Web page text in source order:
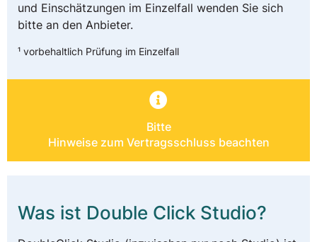
und Einschätzungen im Einzelfall wenden Sie sich
bitte an den Anbieter.
¹ vorbehaltlich Prüfung im Einzelfall
Bitte
Hinweise zum Vertragsschluss beachten
Was ist Double Click Studio?